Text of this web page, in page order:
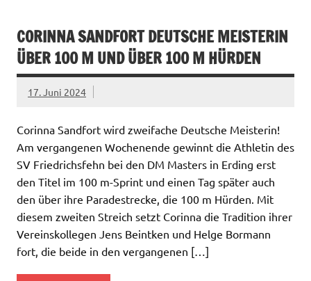
CORINNA SANDFORT DEUTSCHE MEISTERIN
ÜBER 100 M UND ÜBER 100 M HÜRDEN
17. Juni 2024
Corinna Sandfort wird zweifache Deutsche Meisterin!
Am vergangenen Wochenende gewinnt die Athletin des
SV Friedrichsfehn bei den DM Masters in Erding erst
den Titel im 100 m-Sprint und einen Tag später auch
den über ihre Paradestrecke, die 100 m Hürden. Mit
diesem zweiten Streich setzt Corinna die Tradition ihrer
Vereinskollegen Jens Beintken und Helge Bormann
fort, die beide in den vergangenen […]